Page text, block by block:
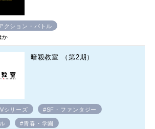
クション・バトル
か
暗殺教室 （第2期）
シリーズ #SF・ファンタジー
#青春・学園